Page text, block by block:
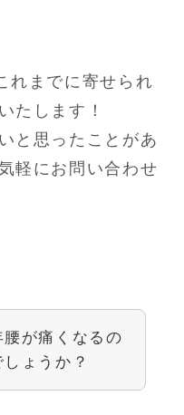
れまでに寄せられ
たします！
と思ったことがあ
軽にお問い合わせ
が痛くなるの
ょうか？